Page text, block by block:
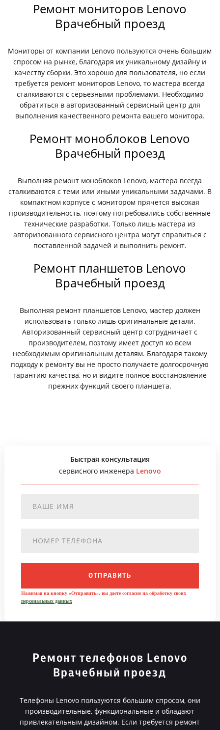
Ремонт мониторов Lenovo
Врачебный проезд
Мониторы от компании Lenovo пользуются очень большим
спросом на рынке, благодаря их уникальному дизайну и
качеству сборки. Это хорошо для пользователя, но если
требуется ремонт мониторов Lenovo, то мастера всегда
сталкиваются с серьезными проблемами. Необходимо
обратиться в авторизованный сервисный центр для
выполнения качественного ремонта вашего монитора.
Ремонт моноблоков Lenovo
Врачебный проезд
Выполняя ремонт моноблоков Lenovo, мастера всегда
сталкиваются с теми или иными уникальными задачами. В
компактном корпусе с монитором прячется высокая
производительность, поэтому потребовались собственные
технические разработки. Только лишь мастера из
авторизованного сервисного центра могут справиться с
поставленной задачей и выполнить ремонт.
Ремонт планшетов Lenovo
Врачебный проезд
Выполняя ремонт планшетов Lenovo, мастер должен
использовать только лишь оригинальные детали.
Авторизованный сервисный центр сотрудничает с
производителем, поэтому имеет доступ ко всем
необходимым оригинальным деталям. Благодаря такому
подходу к ремонту вы не просто получаете долгосрочную
гарантию качества, но и видите полное восстановление
прежних функций своего планшета.
Быстрая консультация
сервисного инженера Lenovo
ОТПРАВИТЬ
Нажимая на кнопку «Отправить», вы даете согласие на обработку своих
персональных данных
Ремонт телефонов Lenovo
Врачебный проезд
Телефоны Lenovo пользуются большим спросом, они
производительные, функциональные и обладают
привлекательным дизайном. Если требуется ремонт